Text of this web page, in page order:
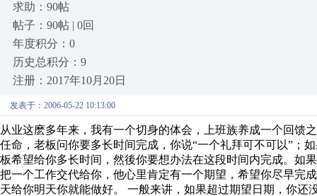
求助：90帖
帖子：90帖 | 0回
年度积分：0
历史总积分：9
注册：2017年10月20日
发表于：2006-05-22 10:13:00
从业这麽多年来，我有一个切身的体会，上班族养成一个回馈
任命，老板问你要多长时间完成，你说“一个礼拜可不可以”；
板希望给你多长时间，然後你要想办法在这段时间内完成。如
把一个工作交代给你，他心里肯定有一个期望，希望你尽早完
天给你明天你就能做好。 一般来讲，如果超过期望日期，你